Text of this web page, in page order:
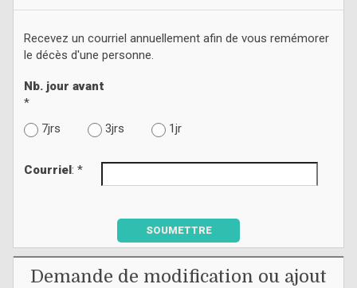
Recevez un courriel annuellement afin de vous remémorer
le décès d'une personne.
Nb. jour avant
*
7jrs
3jrs 1jr
Courriel : *
SOUMETTRE
Demande de modification ou ajout